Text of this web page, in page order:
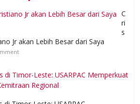
C
ri
s
Jr akan Lebih Besar dari Saya